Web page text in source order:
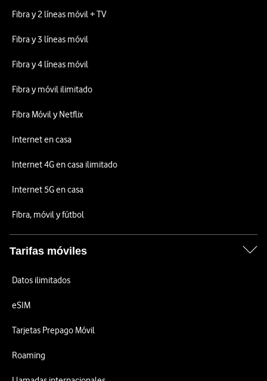
Fibra y 2 líneas móvil + TV
Fibra y 3 líneas móvil
Fibra y 4 líneas móvil
Fibra y móvil ilimitado
Fibra Móvil y Netflix
Internet en casa
Internet 4G en casa ilimitado
Internet 5G en casa
Fibra, móvil y fútbol
Tarifas móviles
Datos ilimitados
eSIM
Tarjetas Prepago Móvil
Roaming